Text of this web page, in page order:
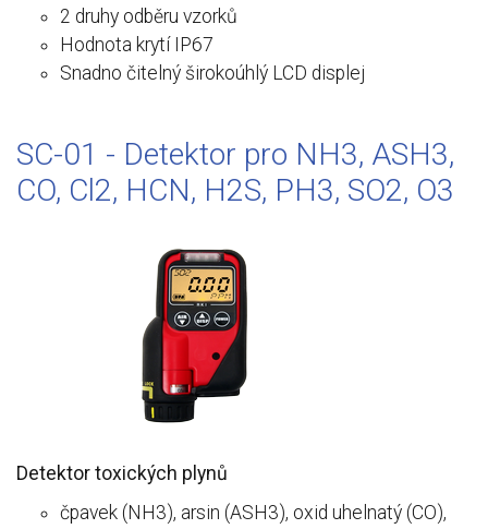
2 druhy odběru vzorků
Hodnota krytí IP67
Snadno čitelný širokoúhlý LCD displej
SC-01 - Detektor pro NH3, ASH3,
CO, Cl2, HCN, H2S, PH3, SO2, O3
Detektor toxických plynů
čpavek (NH3), arsin (ASH3), oxid uhelnatý (CO),